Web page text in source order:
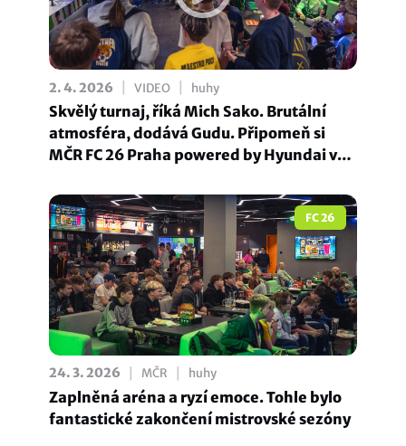
2. 4. 2026 VIDEO huhy
Skvělý turnaj, říká Mich Sako. Brutální
atmosféra, dodává Gudu. Připomeň si
MČR FC 26 Praha powered by Hyundai v
FC 26
24. 3. 2026 MČR huhy
Zaplněná aréna a ryzí emoce. Tohle bylo
fantastické zakončení mistrovské sezóny